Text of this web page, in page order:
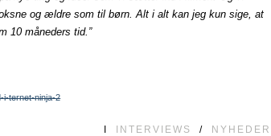
og ældre som til børn. Alt i alt kan jeg kun sige, at
10 måneders tid.”
i-ternet-ninja-2
INTERVIEWS / NYHEDER